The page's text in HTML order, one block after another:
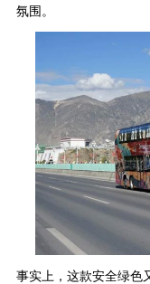
氛围。
事实上，这款安全绿色